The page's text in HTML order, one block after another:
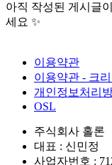
아직 작성된 게시글
세요 ✨
이용약관
이용약관 - 크
개인정보처리
OSL
주식회사 홀론
대표 : 신민정
사업자번호 :